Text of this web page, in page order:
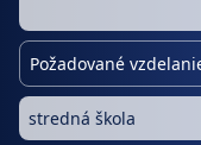
Požadované
stredná škola